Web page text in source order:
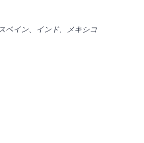
ペイン、インド、メキシコ